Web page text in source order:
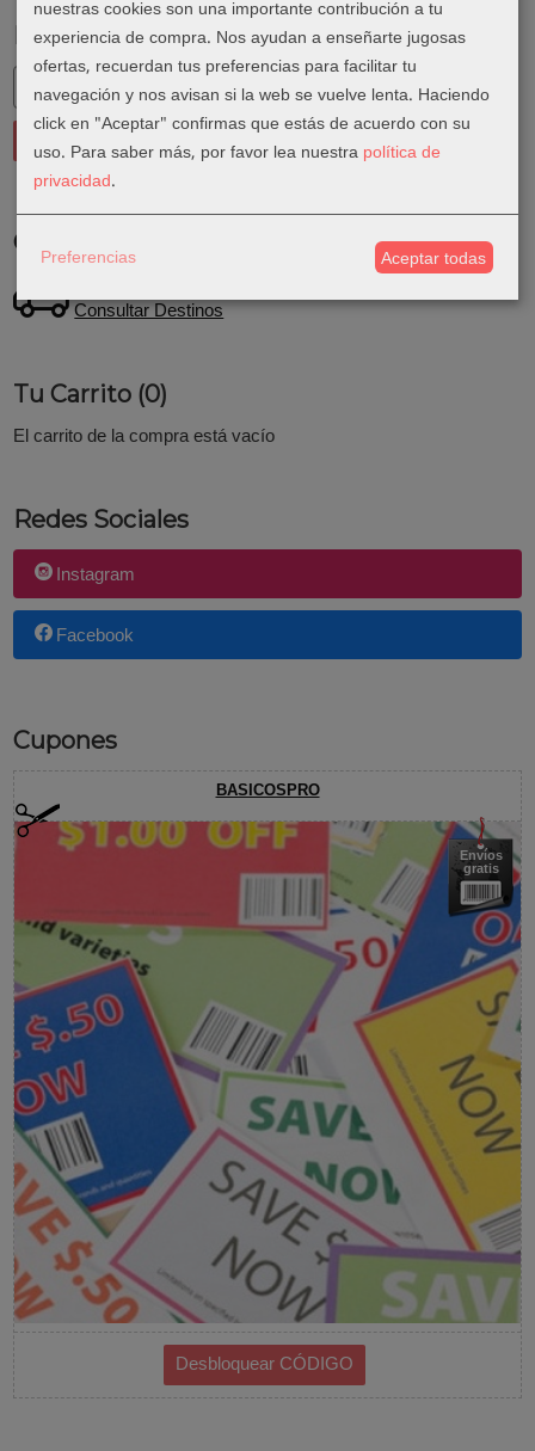
Marcas
Costes de Envío
Consultar Destinos
Tu Carrito (0)
El carrito de la compra está vacío
Redes Sociales
Instagram
Facebook
Cupones
BASICOSPRO
Envíos
gratis
nuestras cookies son una importante contribución a tu
experiencia de compra. Nos ayudan a enseñarte jugosas
ofertas, recuerdan tus preferencias para facilitar tu
navegación y nos avisan si la web se vuelve lenta. Haciendo
click en "Aceptar" confirmas que estás de acuerdo con su
uso. Para saber más, por favor lea nuestra política de
privacidad.
Preferencias Aceptar todas